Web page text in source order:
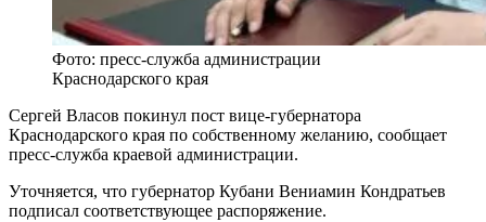
Фото: пресс-служба администрации
Краснодарского края
Сергей Власов покинул пост вице-губернатора
Краснодарского края по собственному желанию, сообщает
пресс-служба краевой администрации.
Уточняется, что губернатор Кубани Вениамин Кондратьев
подписал соответствующее распоряжение.